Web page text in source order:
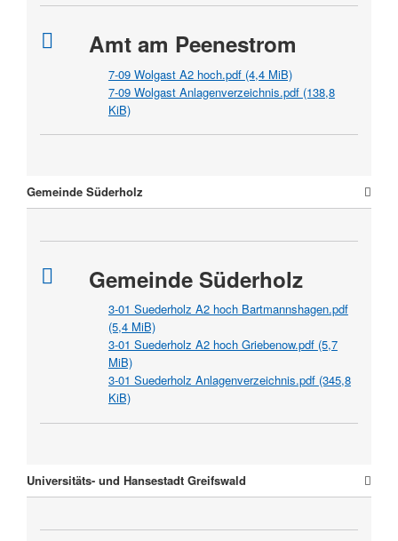
Amt am Peenestrom
7-09 Wolgast A2 hoch.pdf (4,4 MiB)
7-09 Wolgast Anlagenverzeichnis.pdf (138,8
KiB)
Gemeinde Süderholz
Gemeinde Süderholz
3-01 Suederholz A2 hoch Bartmannshagen.pdf
(5,4 MiB)
3-01 Suederholz A2 hoch Griebenow.pdf (5,7
MiB)
3-01 Suederholz Anlagenverzeichnis.pdf (345,8
KiB)
Universitäts- und Hansestadt Greifswald